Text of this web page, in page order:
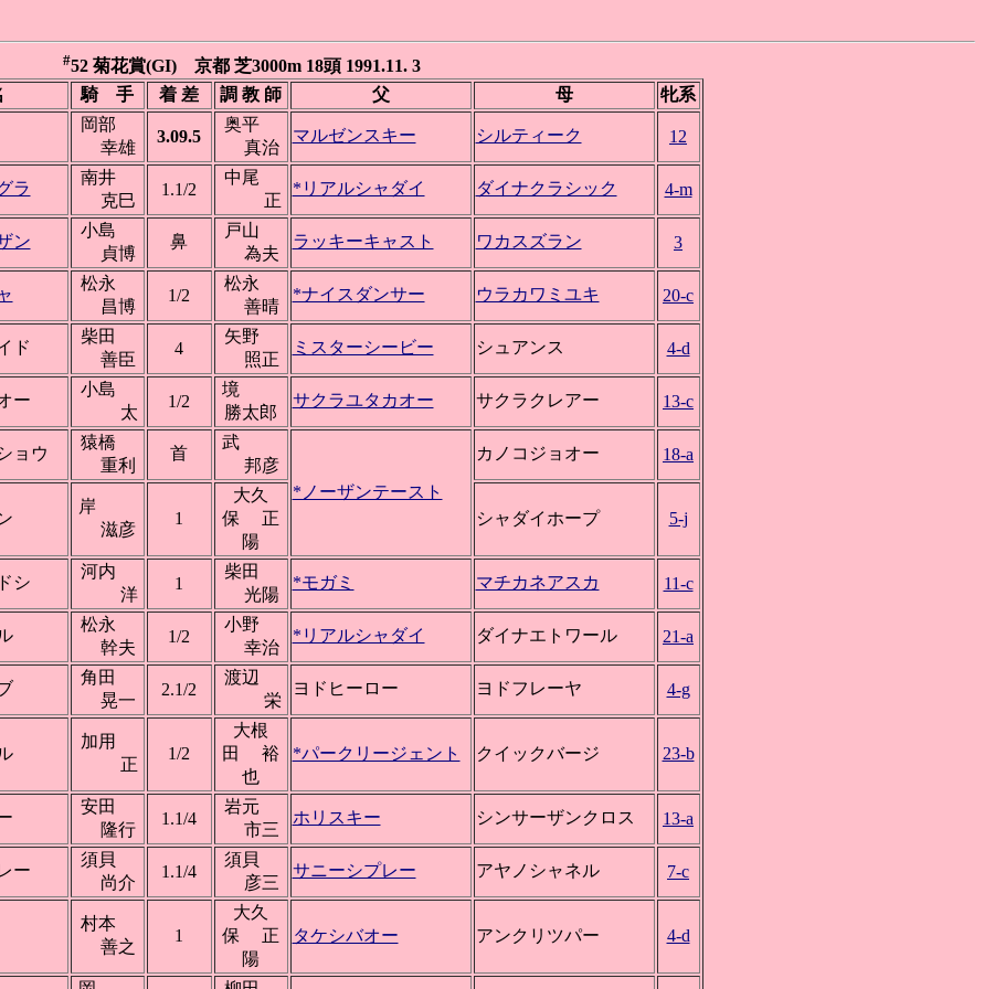
#52 菊花賞(GI) 京都 芝3000m 18頭 1991.11. 3
騎 手 着 差 調 教 師 父 母 牝系
岡部
幸雄
3.09.5
奥平
真治
マルゼンスキー シルティーク 12
ラ
南井
克巳
1.1/2
中尾
正
*リアルシャダイ ダイナクラシック 4-m
ン
小島
貞博
鼻
戸山
為夫
ラッキーキャスト ワカスズラン 3
松永
昌博
1/2
松永
善晴
*ナイスダンサー ウラカワミユキ 20-c
ド
柴田
善臣
4
矢野
照正
ミスターシービー シュアンス 4-d
ー
小島
太
1/2
境
勝太郎
サクラユタカオー サクラクレアー 13-c
ョウ
猿橋
重利
首
武
邦彦
*ノーザンテースト
カノコジョオー 18-a
岸
滋彦
1
大久
保 正
陽
シャダイホープ 5-j
シ
河内
洋
1
柴田
光陽
*モガミ マチカネアスカ 11-c
松永
幹夫
1/2
小野
幸治
*リアルシャダイ ダイナエトワール 21-a
角田
晃一
2.1/2
渡辺
栄
ヨドヒーロー ヨドフレーヤ 4-g
加用
正
1/2
大根
田 裕
也
*パークリージェント クイックバージ 23-b
安田
隆行
1.1/4
岩元
市三
ホリスキー シンサーザンクロス 13-a
ー
須貝
尚介
1.1/4
須貝
彦三
サニーシプレー アヤノシャネル 7-c
村本
善之
1
大久
保 正
陽
タケシバオー アンクリツパー 4-d